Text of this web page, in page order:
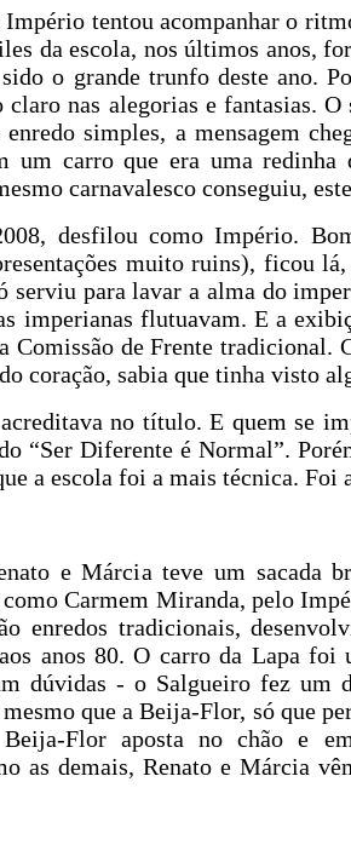
Império tentou acompanhar o
da escola, nos últimos anos,
o grande trunfo deste ano.
nas alegorias e fantasias. O
simples, a mensagem
um carro que era uma
carnavalesco conseguiu,
desfilou como Império.
muito ruins), ficou
serviu para lavar a alma do
imperianas flutuavam. E a
Comissão de Frente tradicional.
coração, sabia que tinha visto
no título. E quem se
“Ser Diferente é Normal”.
a escola foi a mais técnica. Foi
e Márcia teve um sacada
Carmem Miranda, pelo
enredos tradicionais,
anos 80. O carro da Lapa
dúvidas - o Salgueiro fez um
que a Beija-Flor, só que
Flor aposta no chão e
as demais, Renato e Márcia